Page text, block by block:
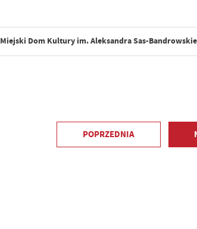
Miejski Dom Kultury im. Aleksandra Sas-
POPRZEDNIA